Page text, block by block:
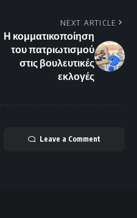
NEXT ARTICLE
Η κομματικοποίηση
του πατριωτισμού
στις βουλευτικές
εκλογές
Leave a Comment